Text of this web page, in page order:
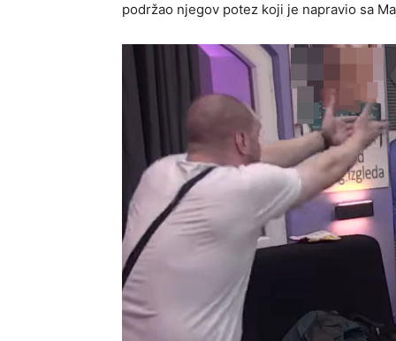
podržao njegov potez koji je napravio sa